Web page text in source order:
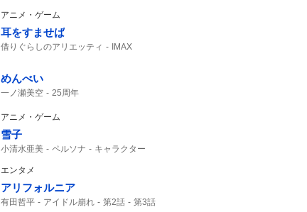
アニメ・ゲーム
耳をすませば
借りぐらしのアリエッティ
IMAX
めんべい
一ノ瀬美空 25周年
アニメ・ゲーム
雪子
小清水亜美 ペルソナ キャラクター
エンタメ
アリフォルニア
有田哲平 アイドル崩れ 第2話 第3話